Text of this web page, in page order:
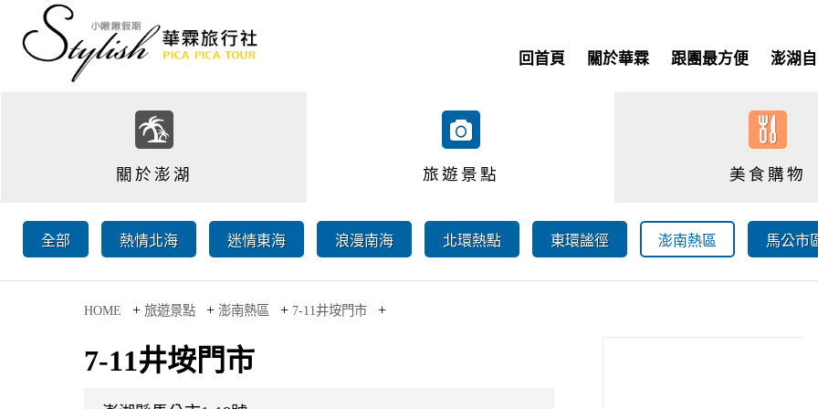
回首頁 關於華霖 跟團最方便 澎湖
關於澎湖 旅遊景點 美食購物
全部 熱情北海 迷情東海 浪漫南海 北環熱點 東環謐徑 澎南熱區 馬公市
HOME + 旅遊景點 + 澎南熱區 + 7-11井垵門市 +
7-11井垵門市